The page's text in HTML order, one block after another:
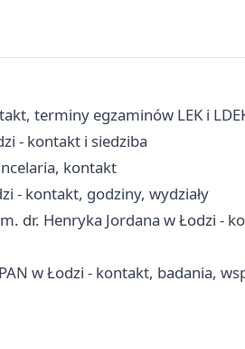
terminy egzaminów LEK i
- kontakt i siedziba
kontakt
- kontakt, godziny, wydziały
dr. Henryka Jordana w Łodzi -
w Łodzi - kontakt, badania,